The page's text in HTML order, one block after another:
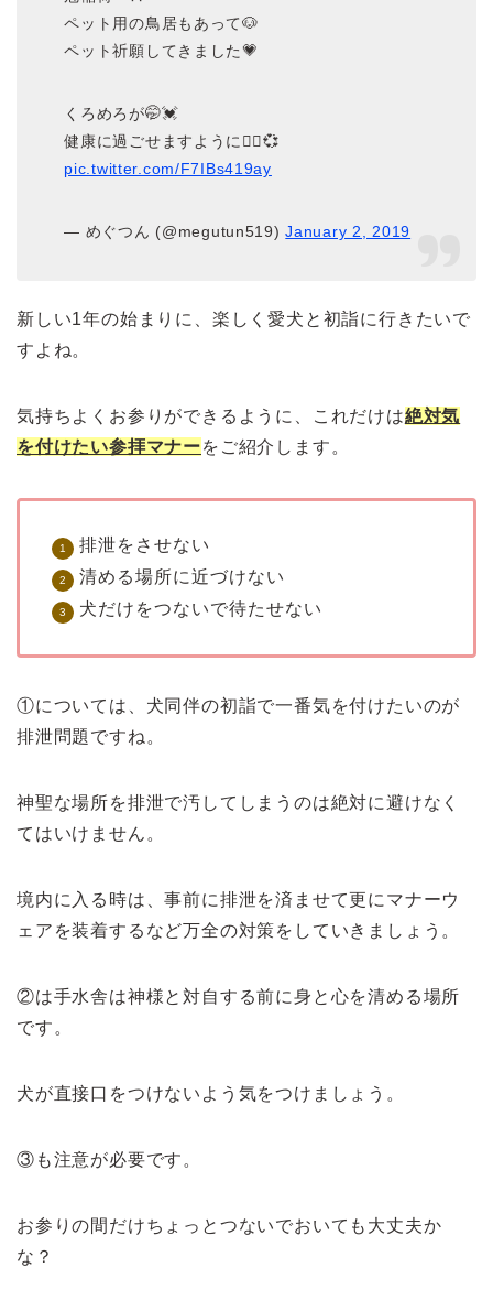
ペット用の鳥居もあって🐶
ペット祈願してきました💗
くろめろが🤭💓
健康に過ごせますように🙇‍♀️💞
pic.twitter.com/F7IBs419ay
— めぐつん (@megutun519)January 2, 2019
新しい1年の始まりに、楽しく愛犬と初詣に行きたいで
すよね。
気持ちよくお参りができるように、これだけは絶対気
を付けたい参拝マナーをご紹介します。
排泄をさせない
清める場所に近づけない
犬だけをつないで待たせない
①については、犬同伴の初詣で一番気を付けたいのが
排泄問題ですね。
神聖な場所を排泄で汚してしまうのは絶対に避けなく
てはいけません。
境内に入る時は、事前に排泄を済ませて更にマナーウ
ェアを装着するなど万全の対策をしていきましょう。
②は手水舎は神様と対自する前に身と心を清める場所
です。
犬が直接口をつけないよう気をつけましょう。
③も注意が必要です。
お参りの間だけちょっとつないでおいても大丈夫か
な？